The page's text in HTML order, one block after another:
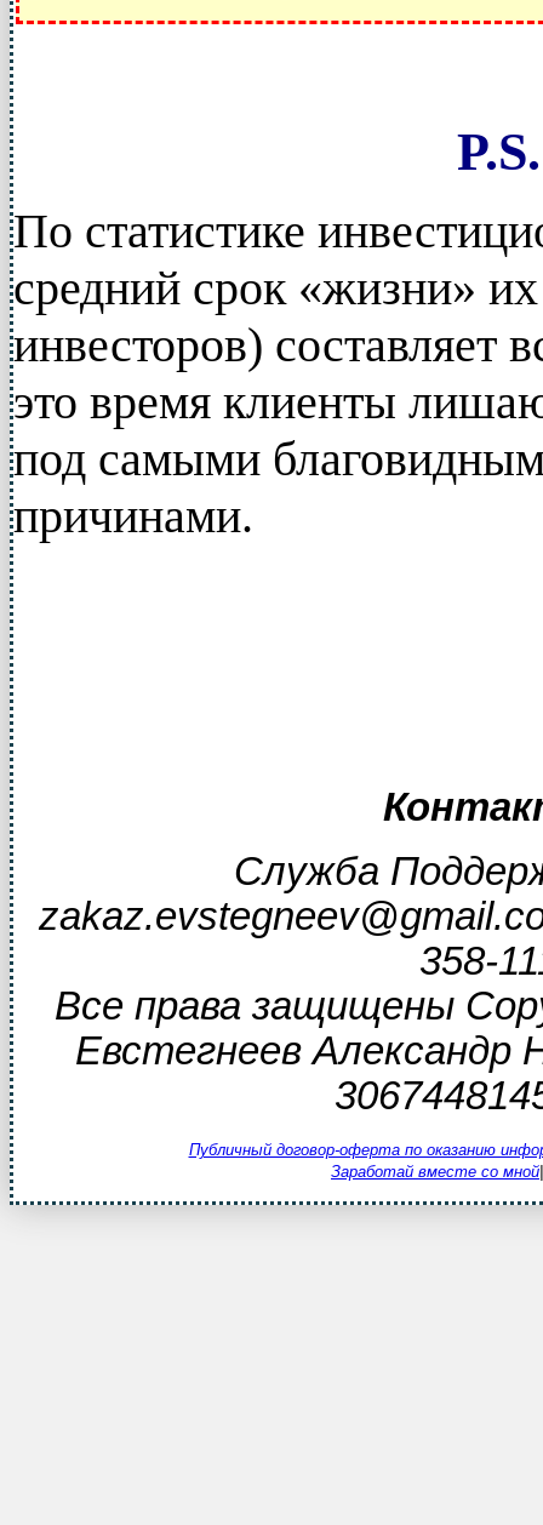
P.S.
По статистике
средний срок «жизни»
инвесторов) составляет
это время клиенты
под самыми
причинами.
Служба
358-
Все права защищены
Евстегнеев
Публичный договор-оферта по оказанию
Заработай вместе со мной